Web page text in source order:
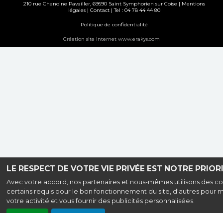
LE RESPECT DE VOTRE VIE PRIVÉE EST NOTRE
Avec votre accord, nos partenaires et nous-mêmes utilisons des
certains requis pour le bon fonctionnement du site, d'autres pour
votre activité et vous fournir des publicités personnalisées.
210 rue Chanoine Pavailler, 69590 Saint Symphorien sur Coise | Mentions
légales| Contact| Tel : 04 78 44 44 80
Politique de confidentialité
Création site internet www.erakys.com